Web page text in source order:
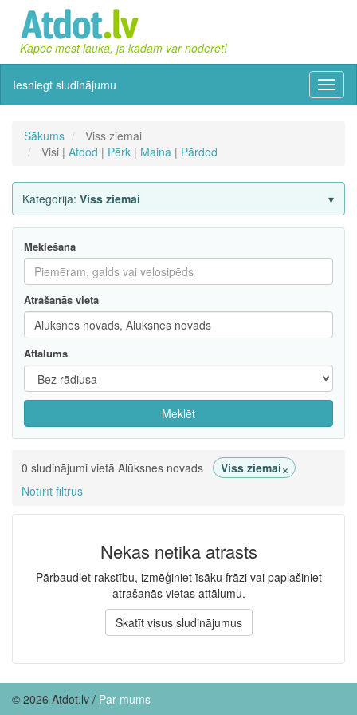
Kāpēc mest laukā, ja kādam var noderēt!
Iesniegt sludinājumu
Sākums
Viss ziemai
Visi | Atdod | Pērk | Maina | Pārdod
Kategorija: Viss ziemai
Meklēšana
Atrašanās vieta
Attālums
Meklēt
0 sludinājumi vietā Alūksnes novads Viss ziemai×
Notīrīt filtrus
Nekas netika atrasts
Pārbaudiet rakstību, izmēģiniet īsāku frāzi vai paplašiniet
atrašanās vietas attālumu.
Skatīt visus sludinājumus
© 2026 Atdot.lv / Par mums